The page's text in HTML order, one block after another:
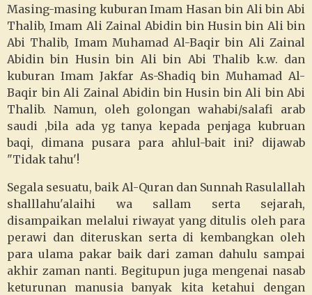
Masing-masing kuburan Imam Hasan bin Ali bin Abi
Thalib, Imam Ali Zainal Abidin bin Husin bin Ali bin
Abi Thalib, Imam Muhamad Al-Baqir bin Ali Zainal
Abidin bin Husin bin Ali bin Abi Thalib k.w. dan
kuburan Imam Jakfar As-Shadiq bin Muhamad Al-
Baqir bin Ali Zainal Abidin bin Husin bin Ali bin Abi
Thalib. Namun, oleh golongan wahabi/salafi arab
saudi ,bila ada yg tanya kepada penjaga kubruan
baqi, dimana pusara para ahlul-bait ini? dijawab
"Tidak tahu'!
Segala sesuatu, baik Al-Quran dan Sunnah Rasulallah
shalllahu'alaihi wa sallam serta sejarah,
disampaikan melalui riwayat yang ditulis oleh para
perawi dan diteruskan serta di kembangkan oleh
para ulama pakar baik dari zaman dahulu sampai
akhir zaman nanti. Begitupun juga mengenai nasab
keturunan manusia banyak kita ketahui dengan